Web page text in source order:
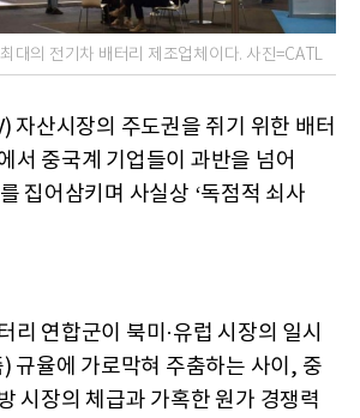
대의 전기차 배터리 제조업체이다. 사진=CATL
자산시장의 주도권을 쥐기 위한 배터
서 중국계 기업들이 과반을 넘어
집어삼키며 사실상 ‘독점적 쇠사
리 연합군이 북미·유럽 시장의 일시
규율에 가로막혀 주춤하는 사이, 중
시장의 체급과 가혹한 원가 경쟁력